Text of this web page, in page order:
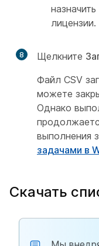
лицензии.
8 Щелкните
Файл CSV
можете
Однако
выполнения
задачами в
Скачать